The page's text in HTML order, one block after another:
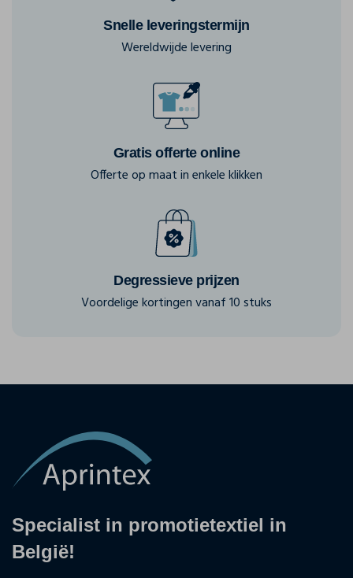
Snelle leveringstermijn
Wereldwijde levering
Gratis offerte online
Offerte op maat in enkele klikken
Degressieve prijzen
Voordelige kortingen vanaf 10 stuks
Specialist in promotietextiel in
België!